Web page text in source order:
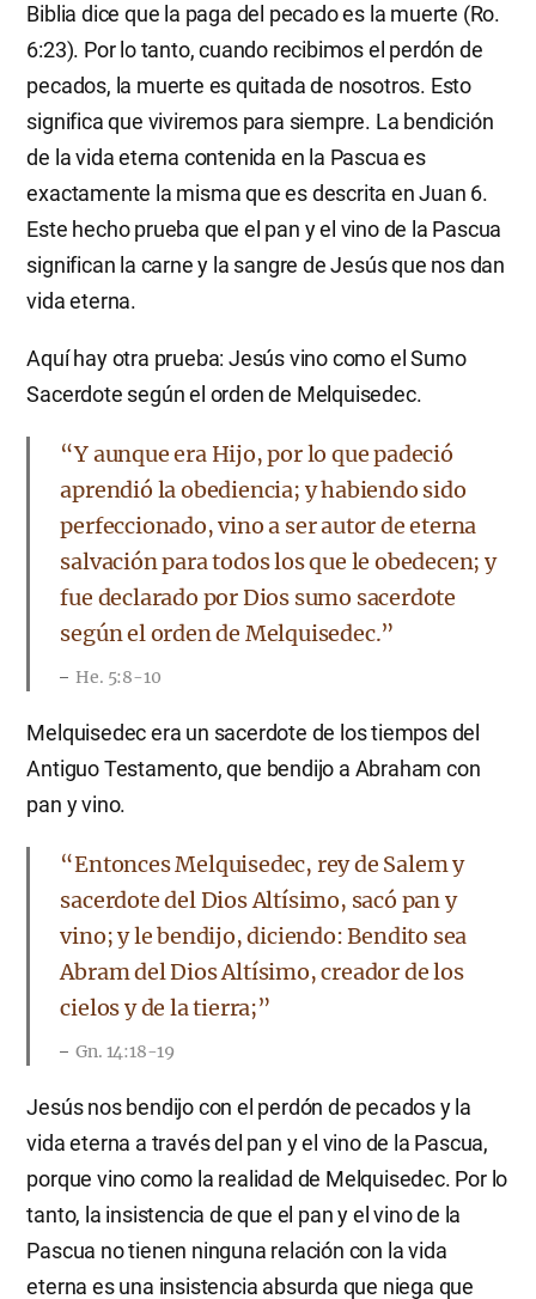
Biblia dice que la paga del pecado es la muerte (Ro.
6:23). Por lo tanto, cuando recibimos el perdón de
pecados, la muerte es quitada de nosotros. Esto
significa que viviremos para siempre. La bendición
de la vida eterna contenida en la Pascua es
exactamente la misma que es descrita en Juan 6.
Este hecho prueba que el pan y el vino de la Pascua
significan la carne y la sangre de Jesús que nos dan
vida eterna.
Aquí hay otra prueba: Jesús vino como el Sumo
Sacerdote según el orden de Melquisedec.
“Y aunque era Hijo, por lo que padeció
aprendió la obediencia; y habiendo sido
perfeccionado, vino a ser autor de eterna
salvación para todos los que le obedecen; y
fue declarado por Dios sumo sacerdote
según el orden de Melquisedec.”
He. 5:8-10
Melquisedec era un sacerdote de los tiempos del
Antiguo Testamento, que bendijo a Abraham con
pan y vino.
“Entonces Melquisedec, rey de Salem y
sacerdote del Dios Altísimo, sacó pan y
vino; y le bendijo, diciendo: Bendito sea
Abram del Dios Altísimo, creador de los
cielos y de la tierra;”
Gn. 14:18-19
Jesús nos bendijo con el perdón de pecados y la
vida eterna a través del pan y el vino de la Pascua,
porque vino como la realidad de Melquisedec. Por lo
tanto, la insistencia de que el pan y el vino de la
Pascua no tienen ninguna relación con la vida
eterna es una insistencia absurda que niega que